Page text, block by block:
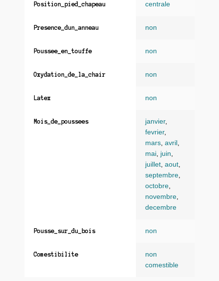
Position_pied_chapeau centrale
Presence_dun_anneau non
Poussee_en_touffe non
Oxydation_de_la_chair non
Latex non
Mois_de_poussees janvier,
fevrier,
mars, avril ,
mai, juin,
juillet, aout,
septembre,
octobre,
novembre,
decembre
Pousse_sur_du_bois non
Comestibilite
non
comestible